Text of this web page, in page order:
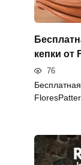
кепки от
76